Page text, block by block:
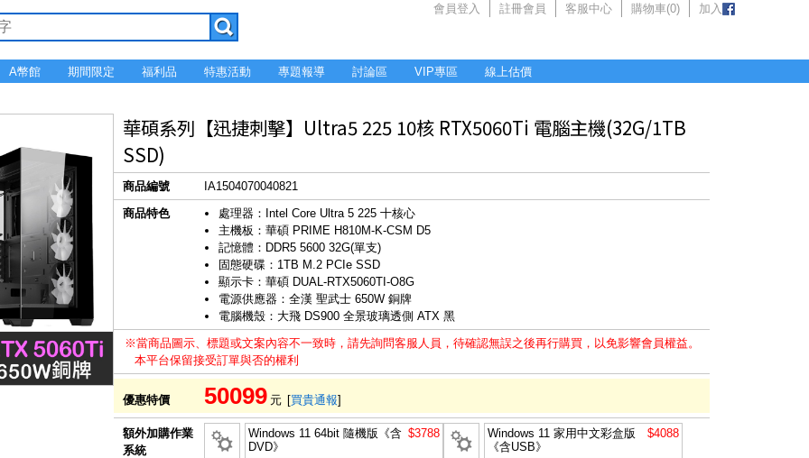
會員登入 註冊會員 客服中心 購物車(0) 加入
A幣館 期間限定 福利品 特惠活動 專題報導 討論區 VIP專區 線上估價
華碩系列【迅捷刺擊】Ultra5 225 10核 RTX5060Ti 電腦主機(32G/1TB
SSD)
商品編號
IA1504070040821
商品特色
處理器：Intel Core Ultra 5 225 十核心
主機板：華碩 PRIME H810M-K-CSM D5
記憶體：DDR5 5600 32G(單支)
固態硬碟：1TB M.2 PCIe SSD
顯示卡：華碩 DUAL-RTX5060TI-O8G
電源供應器：全漢 聖武士 650W 銅牌
電腦機殼：大飛 DS900 全景玻璃透側 ATX 黑
※當商品圖示、標題或文案內容不一致時，請先詢問客服人員，待確認無誤之後再行購買，以免影響會員權益。
本平台保留接受訂單與否的權利
優惠特價 50099 元 [買貴通報]
額外加購作業
系統
Windows 11 64bit 隨機版《含
DVD》
$3788
Windows 11 家用中文彩盒版
《含USB》
$4088